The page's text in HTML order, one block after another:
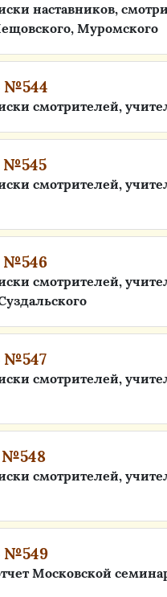
наставников,
Муромского
№544
смотрителей,
№545
смотрителей,
№546
смотрителей,
№547
смотрителей,
№548
смотрителей,
№549
Московской